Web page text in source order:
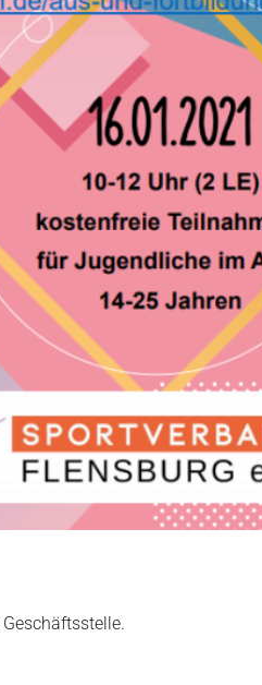
Geschäftsstelle.